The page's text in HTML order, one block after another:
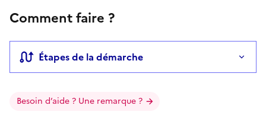
Comment faire ?
Étapes de la démarche
Besoin d’aide ? Une remarque ?